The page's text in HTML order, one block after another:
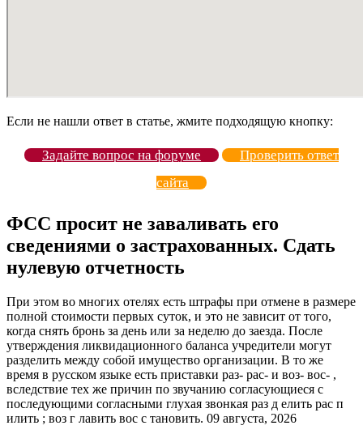
Если не нашли ответ в статье, жмите подходящую кнопку:
Задайте вопрос на форуме
Проверить ответ
сайта
ФСС просит не заваливать его
сведениями о застрахованных. Сдать
нулевую отчетность
При этом во многих отелях есть штрафы при отмене в размере
полной стоимости первых суток, и это не зависит от того,
когда снять бронь за день или за неделю до заезда. После
утверждения ликвидационного баланса учредители могут
разделить между собой имущество организации. В то же
время в русском языке есть приставки раз- рас- и воз- вос- ,
вследствие тех же причин по звучанию согласующиеся с
последующими согласными глухая звонкая раз д елить рас п
илить ; воз г лавить вос с тановить. 09 августа, 2026